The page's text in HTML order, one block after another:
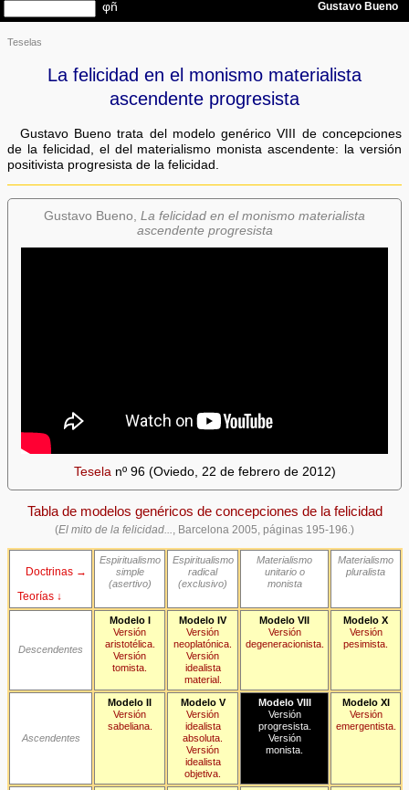
Teselas
La felicidad en el monismo materialista
ascendente progresista
Gustavo Bueno trata del modelo genérico VIII de concepciones
de la felicidad, el del materialismo monista ascendente: la versión
positivista progresista de la felicidad.
Gustavo Bueno, La felicidad en el monismo materialista
ascendente progresista
Tesela nº 96 (Oviedo, 22 de febrero de 2012)
Tabla de modelos genéricos de concepciones de la felicidad
(El mito de la felicidad..., Barcelona 2005, páginas 195-196.)
Doctrinas →
Teorías ↓
Espiritualismo
simple
(asertivo)
Espiritualismo
radical
(exclusivo)
Materialismo
unitario o
monista
Materialismo
pluralista
Descendentes
Modelo I
Versión
aristotélica.
Versión
tomista.
Modelo IV
Versión
neoplatónica.
Versión
idealista
material.
Modelo VII
Versión
degeneracionista.
Modelo X
Versión
pesimista.
Ascendentes
Modelo II
Versión
sabeliana.
Modelo V
Versión
idealista
absoluta.
Versión
idealista
objetiva.
Modelo VIII
Versión
progresista.
Versión
monista.
Modelo XI
Versión
emergentista.